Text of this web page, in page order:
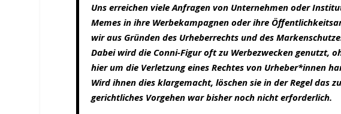
Uns erreichen viele Anfragen von Unternehmen oder
Memes in ihre Werbekampagnen oder ihre
wir aus Gründen des Urheberrechts und des
Dabei wird die Conni-Figur oft zu Werbezwecken genutzt,
hier um die Verletzung eines Rechtes von Urheber*innen
Wird ihnen dies klargemacht, löschen sie in der Regel das
gerichtliches Vorgehen war bisher noch nicht erforderlich.